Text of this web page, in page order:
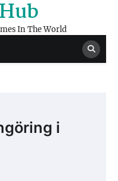
In The World
i